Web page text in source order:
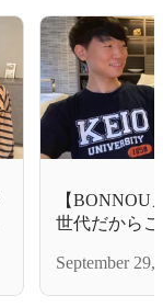
【
世代だから
が語る
い環境！
September 29,